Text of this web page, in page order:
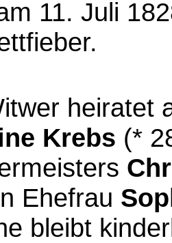
11. Juli
heiratet
Krebs (*
Ehefrau
bleibt